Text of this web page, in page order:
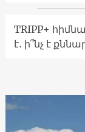
TRIPP+
է․ ի՞նչ է